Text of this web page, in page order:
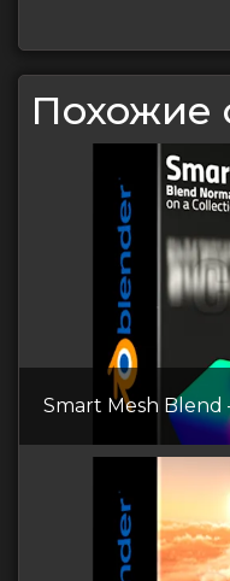
Похожие
Smart Mesh